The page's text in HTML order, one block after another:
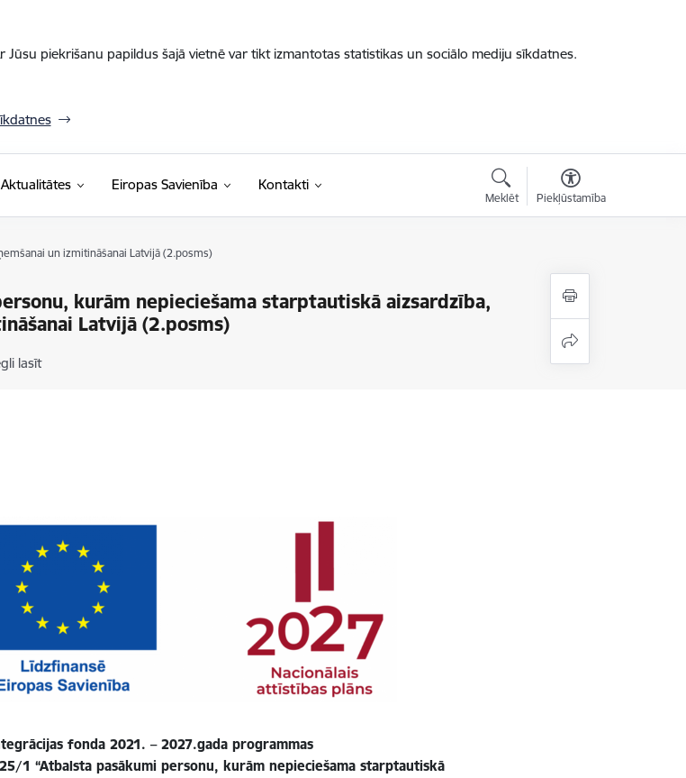
piekrišanu papildus šajā vietnē var tikt izmantotas statistikas un sociālo mediju sīkdatnes.
Aktualitātes Eiropas Savienība Kontakti
Meklēt Piekļūstamība
un izmitināšanai Latvijā (2.posms)
kurām nepieciešama starptautiskā aizsardzība,
Latvijā (2.posms)
lasīt
fonda 2021. – 2027.gada programmas
1 “Atbalsta pasākumi personu, kurām nepieciešama starptautiskā